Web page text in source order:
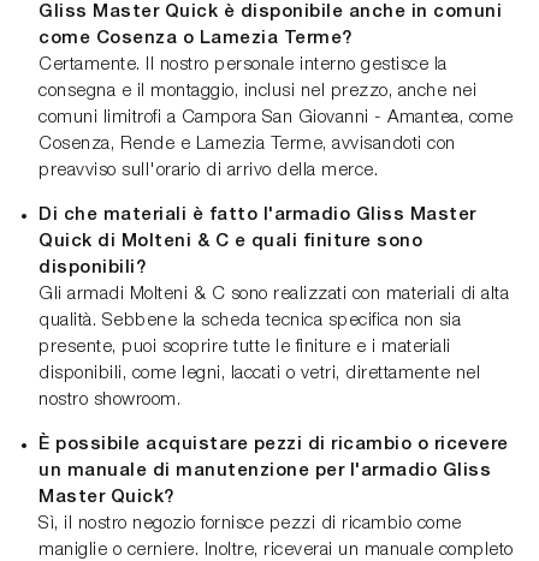
Gliss Master Quick è disponibile anche in comuni
come Cosenza o Lamezia Terme?
Certamente. Il nostro personale interno gestisce la
consegna e il montaggio, inclusi nel prezzo, anche nei
comuni limitrofi a Campora San Giovanni - Amantea, come
Cosenza, Rende e Lamezia Terme, avvisandoti con
preavviso sull'orario di arrivo della merce.
Di che materiali è fatto l'armadio Gliss Master
Quick di Molteni & C e quali finiture sono
disponibili?
Gli armadi Molteni & C sono realizzati con materiali di alta
qualità. Sebbene la scheda tecnica specifica non sia
presente, puoi scoprire tutte le finiture e i materiali
disponibili, come legni, laccati o vetri, direttamente nel
nostro showroom.
È possibile acquistare pezzi di ricambio o ricevere
un manuale di manutenzione per l'armadio Gliss
Master Quick?
Sì, il nostro negozio fornisce pezzi di ricambio come
maniglie o cerniere. Inoltre, riceverai un manuale completo